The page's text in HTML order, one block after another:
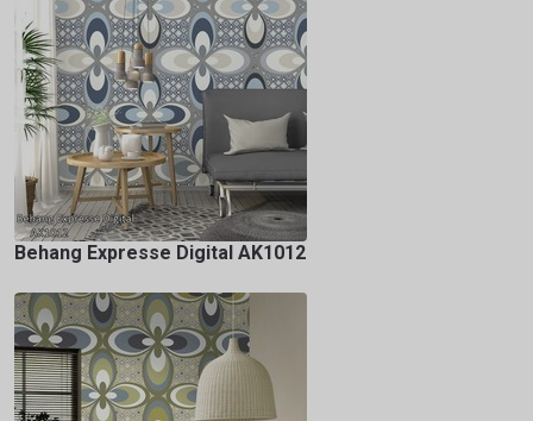
Behang Expresse Digital AK1012